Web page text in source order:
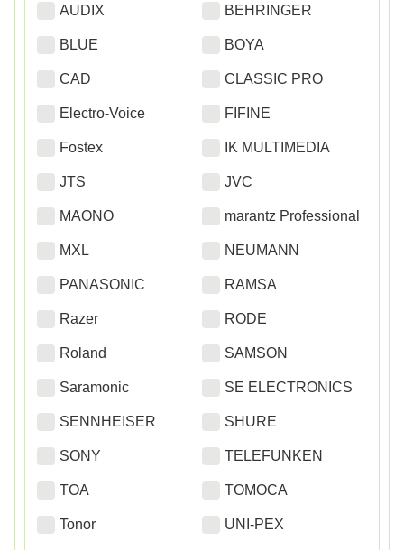
AUDIX BEHRINGER
BLUE BOYA
CAD CLASSIC PRO
Electro-Voice FIFINE
Fostex IK MULTIMEDIA
JTS JVC
MAONO marantz Professional
MXL NEUMANN
PANASONIC RAMSA
Razer RODE
Roland SAMSON
Saramonic SE ELECTRONICS
SENNHEISER SHURE
SONY TELEFUNKEN
TOA TOMOCA
Tonor UNI-PEX